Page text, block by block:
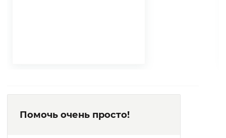
Помочь очень просто!